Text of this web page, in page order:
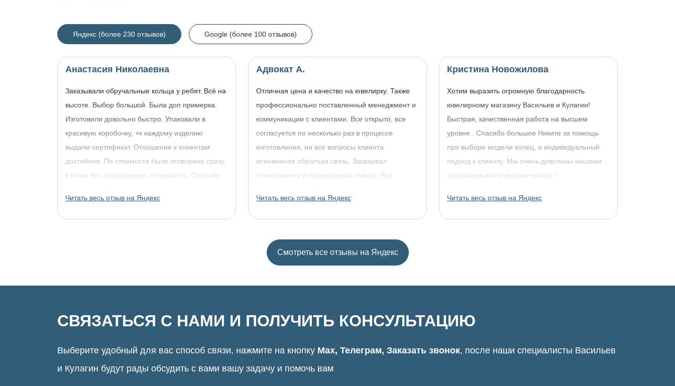
Яндекс (более 230 отзывов) Google (более 100 отзывов)
Анастасия Николаевна
Заказывали обручальные кольца у ребят. Всё на
высоте. Выбор большой. Была доп.примерка.
Изготовили довольно быстро. Упаковали в
красивую коробочку, +к каждому изделию
выдали сертификат. Отношение к клиентам
достойное. По стоимости было оговорено сразу,
в итоге без «сюрпризов» получилось. Спасибо
украшениями!
Читать весь отзыв на Яндекс
Адвокат А.
Отличная цена и качество на ювелирку. Также
профессионально поставленный менеджмент и
коммуникации с клиентами. Все открыто, все
согласуется по несколько раз в процессе
изготовления, на все вопросы клиента
мгновенная обратная связь. Заказывал
помолвочное и обручальные кольца. Все
Читать весь отзыв на Яндекс
Кристина Новожилова
Хотим выразить огромную благодарность
ювелирному магазину Васильев и Кулагин!
Быстрая, качественная работа на высшем
уровне . Спасибо большое Никите за помощь
при выборе модели колец, и индивидуальный
подход к клиенту. Мы очень довольны нашими
обручальными кольцами мечты !
Читать весь отзыв на Яндекс
Смотреть все отзывы на Яндекс
СВЯЗАТЬСЯ С НАМИ И ПОЛУЧИТЬ КОНСУЛЬТАЦИЮ
Выберите удобный для вас способ связи, нажмите на кнопку Max, Телеграм, Заказать звонок, после наши специалисты Васильев
и Кулагин будут рады обсудить с вами вашу задачу и помочь вам